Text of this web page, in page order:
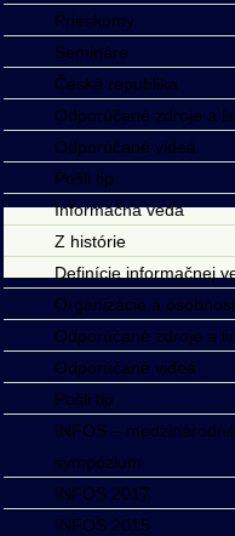
Prieskumy
Semináre
Česká republika
Odporúčané zdroje a
Odporúčané videá
Pošli tip
Informačná veda
Z histórie
Definície informačnej
Organizácie a
Odporúčané zdroje a
Odporúčané videá
Pošli tip
INFOS –
sympózium
INFOS 2017
INFOS 2015